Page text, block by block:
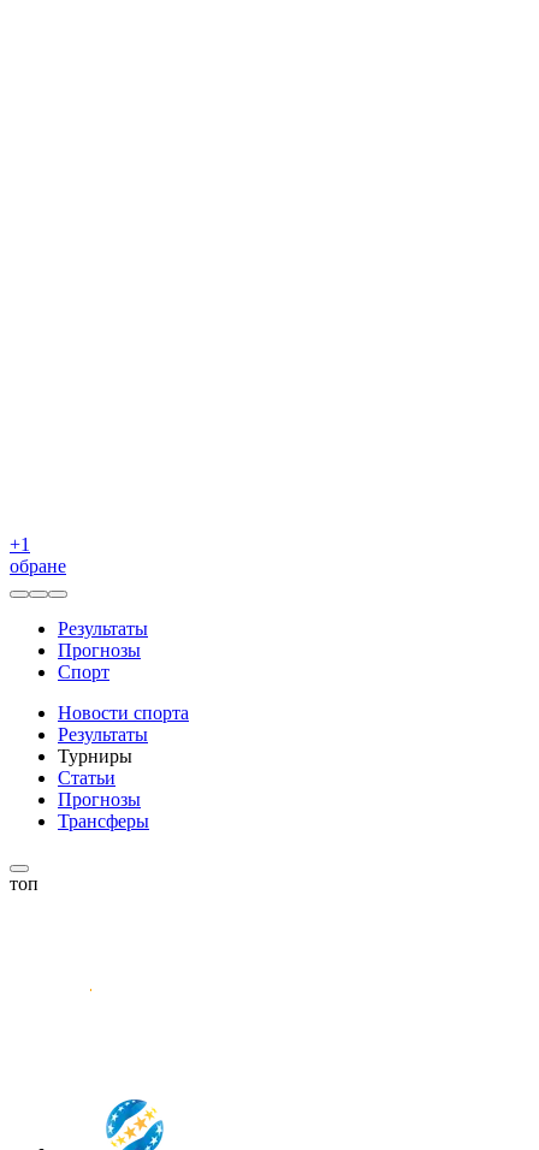
+1
обране
Результаты
Прогнозы
Спорт
Новости спорта
Результаты
Турниры
Статьи
Прогнозы
Трансферы
топ